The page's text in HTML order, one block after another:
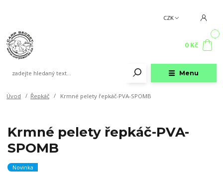
Menu
CZK
0 Kč
Úvod Řepkáč Krmné pelety řepkáč-PVA-SPOMB
Krmné pelety řepkáč-PVA-
SPOMB
Novinka